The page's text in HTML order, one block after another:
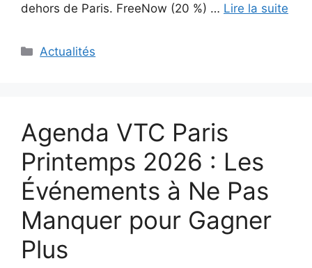
dehors de Paris. FreeNow (20 %) … Lire la suite
Catégories
Actualités
Agenda VTC Paris
Printemps 2026 : Les
Événements à Ne Pas
Manquer pour Gagner
Plus